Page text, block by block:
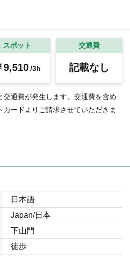
スポット
9,510/3h
交通費
記載なし
交通費が発生します。交通費を含め
ードよりご請求させていただきま
日本語
Japan/日本
下山門
徒歩